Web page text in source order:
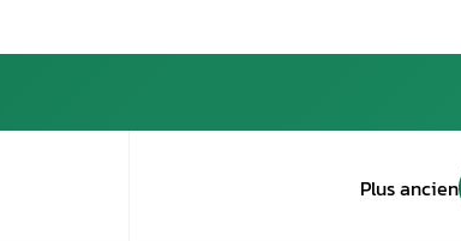
Si vous rencontrez des difficultés à démarrer votre
Que faire si mon ELV est
Si vous pensez que votre ELV est défectueux, il
réparation d’un ELV peut être complexe et nécessite